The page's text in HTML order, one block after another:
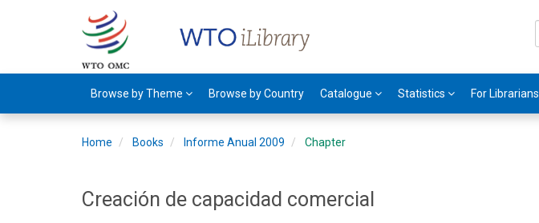
Browse by Theme Browse by Country Catalogue Statistics For Librarians
Home Books Informe Anual 2009 Chapter
Creación de capacidad comercial